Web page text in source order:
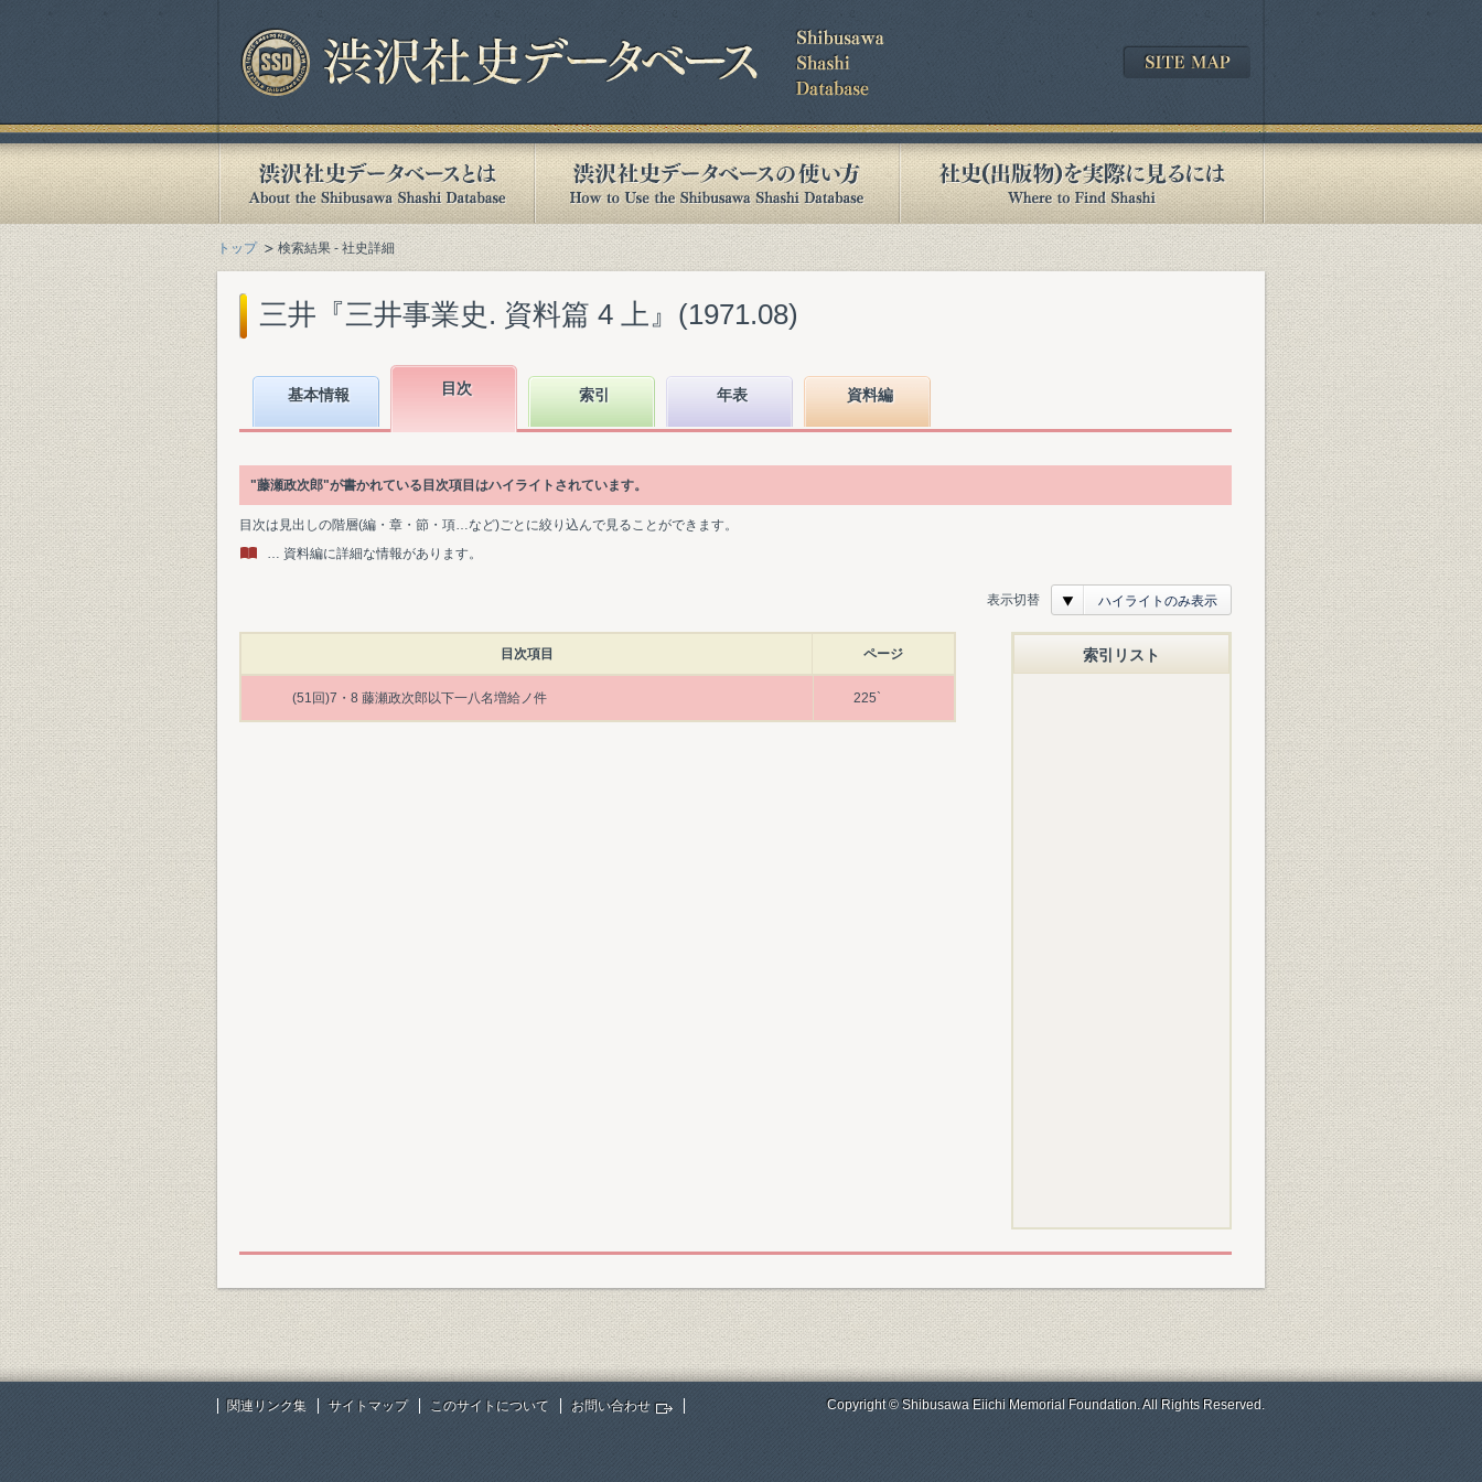
トップ 検索結果 - 社史詳細
三井『三井事業史. 資料篇 4 上』(1971.08)
基本情報 目次 索引 年表 資料編
"藤瀬政次郎"が書かれている目次項目はハイライトされています。
目次は見出しの階層(編・章・節・項…など)ごとに絞り込んで見ることができます。
… 資料編に詳細な情報があります。
表示切替 ハイライトのみ表示
目次項目 ページ
(51回)7・8 藤瀬政次郎以下一八名増給ノ件 225`
索引リスト
関連リンク集 サイトマップ このサイトについて お問い合わせ Copyright © Shibusawa Eiichi Memorial Foundation. All Rights Reserved.